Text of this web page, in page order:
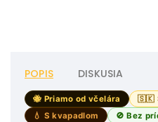
POPIS DISKUSIA
🐝 Priamo od včelára
🇸🇰
💧 S kvapadlom
🚫 Bez